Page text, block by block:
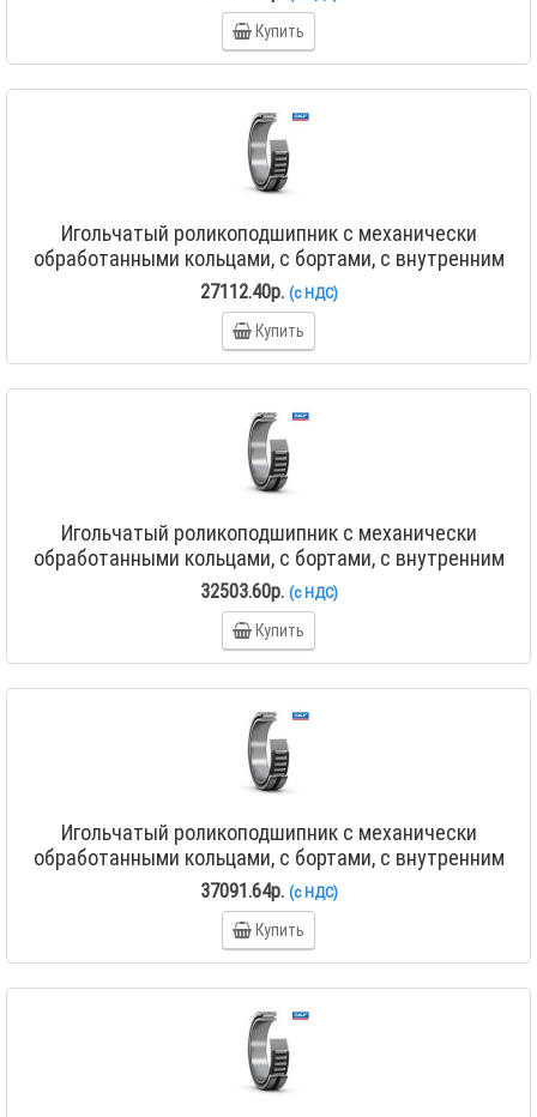
Купить
Игольчатый роликоподшипник с механически
обработанными кольцами, с бортами, с внутренним
кольцом NA 4824
27112.40р. (с НДС)
Купить
Игольчатый роликоподшипник с механически
обработанными кольцами, с бортами, с внутренним
кольцом NA 4826
32503.60р. (с НДС)
Купить
Игольчатый роликоподшипник с механически
обработанными кольцами, с бортами, с внутренним
кольцом NA 4828
37091.64р. (с НДС)
Купить